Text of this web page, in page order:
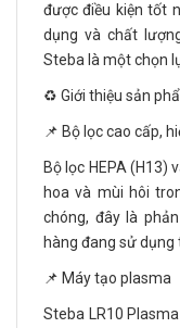
được điều kiện tốt
dụng và chất
Steba là một chọn
♻️ Giới thiệu sản
📌 Bộ lọc cao cấp,
Bộ lọc HEPA (H13)
hoa và mùi hôi
chóng, đây là
hàng đang sử
📌 Máy tạo plasma
Steba LR10